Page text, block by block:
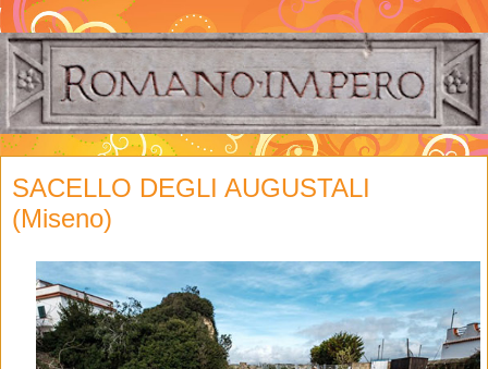
SACELLO DEGLI AUGUSTALI
(Miseno)